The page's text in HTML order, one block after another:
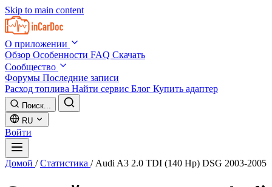
Skip to main content
О приложении
Обзор Особенности FAQ Скачать
Сообщество
Форумы Последние записи
Расход топлива Найти сервис Блог Купить адаптер
Поиск...
RU
Войти
Домой / Статистика / Audi A3 2.0 TDI (140 Hp) DSG 2003-2005